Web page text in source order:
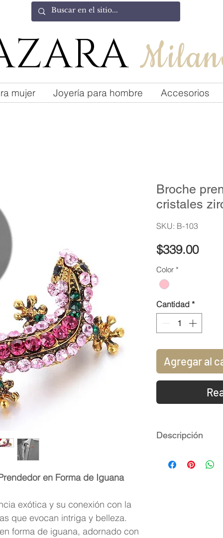
mujer Joyería para hombre Accesorios
en Forma de Iguana
exótica y su conexión con la
que evocan intriga y belleza.
forma de iguana, adornado con
Broche
cristales
SKU: B-103
$339.00
Color *
Cantidad *
Agregar al
Descripción
Acabado: